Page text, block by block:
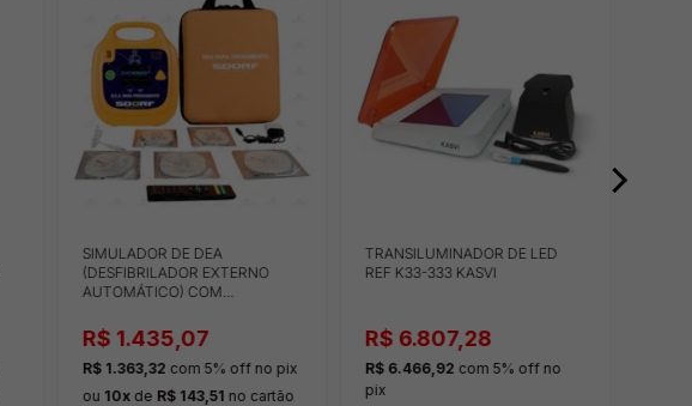
SIMULADOR DE DEA
(DESFIBRILADOR EXTERNO
AUTOMÁTICO) COM
R$ 1.435,07
R$ 1.363,32 com 5% offno pix
ou 10xde R$ 143,51 no cartão
TRANSILUMINADOR DE LED
REF K33-333 KASVI
R$ 6.807,28
R$ 6.466,92 com 5% off no
pix